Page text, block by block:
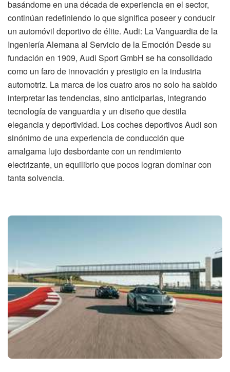
basándome en una década de experiencia en el sector,
continúan redefiniendo lo que significa poseer y conducir
un automóvil deportivo de élite. Audi: La Vanguardia de la
Ingeniería Alemana al Servicio de la Emoción Desde su
fundación en 1909, Audi Sport GmbH se ha consolidado
como un faro de innovación y prestigio en la industria
automotriz. La marca de los cuatro aros no solo ha sabido
interpretar las tendencias, sino anticiparlas, integrando
tecnología de vanguardia y un diseño que destila
elegancia y deportividad. Los coches deportivos Audi son
sinónimo de una experiencia de conducción que
amalgama lujo desbordante con un rendimiento
electrizante, un equilibrio que pocos logran dominar con
tanta solvencia.